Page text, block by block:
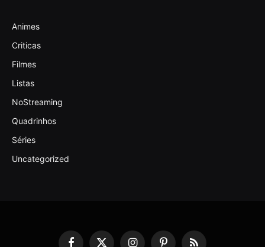
Animes
Criticas
Filmes
Listas
NoStreaming
Quadrinhos
Séries
Uncategorized